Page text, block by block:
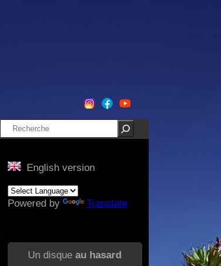
Rechercher
English version
Powered by Translate
Un disque au hasard